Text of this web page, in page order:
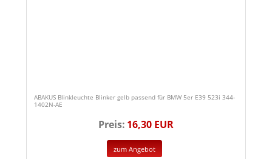
ABAKUS Blinkleuchte Blinker gelb passend für BMW 5er E39 523i 344-
1402N-AE
Preis: 16,30 EUR
zum Angebot